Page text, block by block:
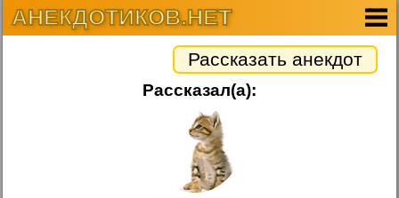
АНЕКДОТИКОВ.НЕТ
Рассказать анекдот
Рассказал(а):